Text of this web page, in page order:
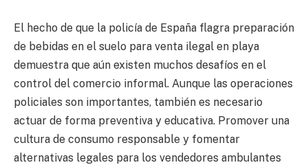
El hecho de que la policía de España flagra preparación
de bebidas en el suelo para venta ilegal en playa
demuestra que aún existen muchos desafíos en el
control del comercio informal. Aunque las operaciones
policiales son importantes, también es necesario
actuar de forma preventiva y educativa. Promover una
cultura de consumo responsable y fomentar
alternativas legales para los vendedores ambulantes